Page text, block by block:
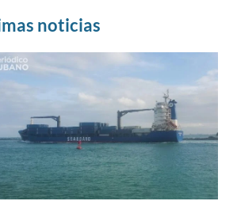
noticias